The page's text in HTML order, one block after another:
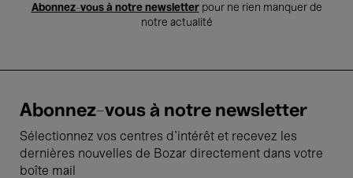
Abonnez-vous à notre newsletterpour ne rien manquer de
notre actualité
Abonnez-vous à notre newsletter
Sélectionnez vos centres d'intérêt et recevez les
dernières nouvelles de Bozar directement dans votre
boîte mail